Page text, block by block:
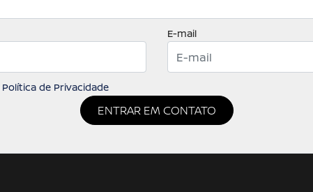
E-mail
Política de Privacidade
ENTRAR EM CONTATO